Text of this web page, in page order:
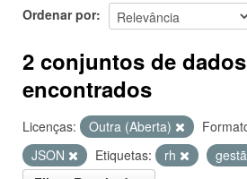
Ordenar por
2 conjuntos de dados
encontrados
Licenças: Outra (Aberta)
JSON
Etiquetas: rh